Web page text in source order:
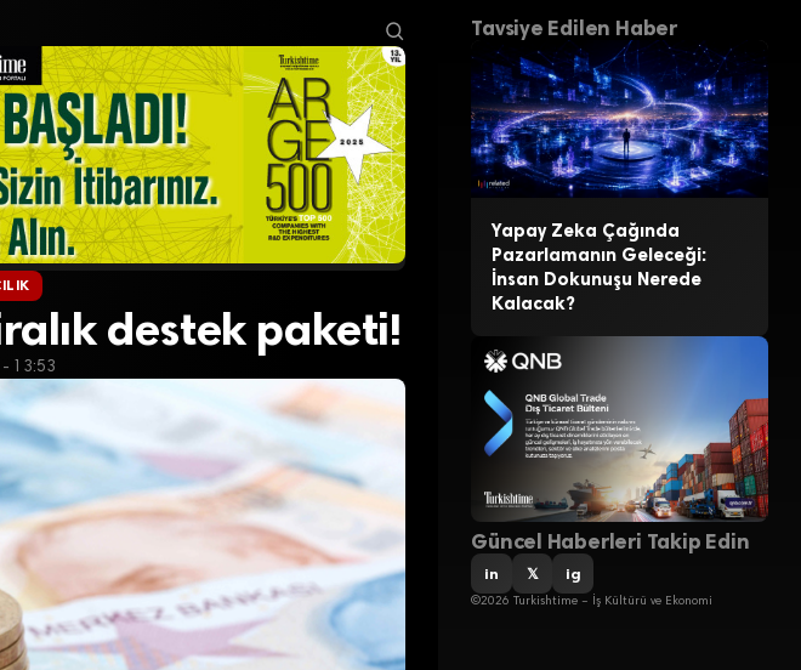
destek paketi!
- 13:53
Tavsiye Edilen Haber
Yapay Zeka Çağında
Pazarlamanın Geleceği:
İnsan Dokunuşu Nerede
Kalacak?
Güncel Haberleri Takip Edin
in 𝕏 ig
©2026 Turkishtime – İş Kültürü ve Ekonomi